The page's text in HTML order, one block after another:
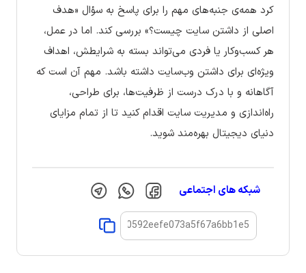
کرد همه‌ی جنبه‌های مهم را برای پاسخ به سؤال «هدف
اصلی از داشتن سایت چیست؟» بررسی کند. اما در عمل،
هر کسب‌وکار یا فردی می‌تواند بسته به شرایطش، اهداف
ویژه‌ای برای داشتن وب‌سایت داشته باشد. مهم آن است که
آگاهانه و با درک درست از ظرفیت‌ها، برای طراحی،
راه‌اندازی و مدیریت سایت اقدام کنید تا از تمام مزایای
دنیای دیجیتال بهره‌مند شوید.
شبکه های اجتماعی